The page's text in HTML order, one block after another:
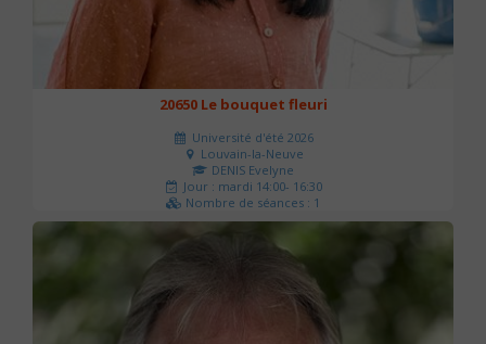
20650 Le bouquet fleuri
Université d'été 2026
Louvain-la-Neuve
DENIS Evelyne
Jour : mardi 14:00- 16:30
Nombre de séances : 1
60 €